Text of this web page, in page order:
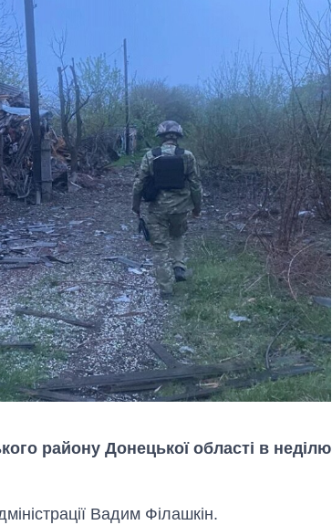
району Донецької області в неділю
Вадим Філашкін.